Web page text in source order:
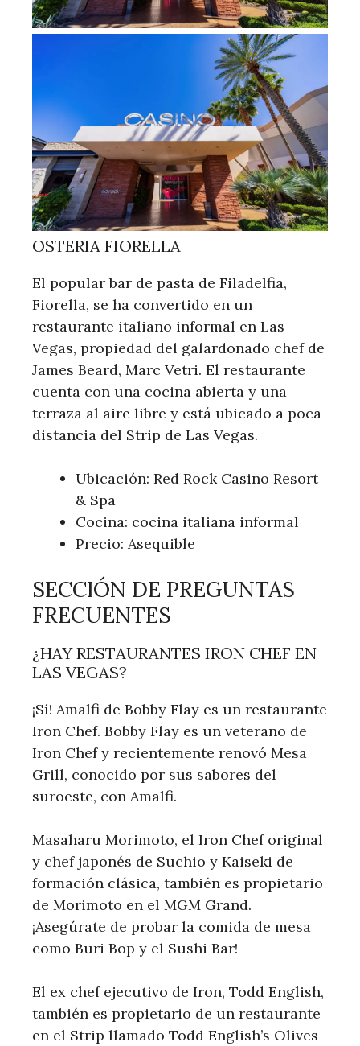
OSTERIA FIORELLA
El popular bar de pasta de Filadelfia,
Fiorella, se ha convertido en un
restaurante italiano informal en Las
Vegas, propiedad del galardonado chef de
James Beard, Marc Vetri. El restaurante
cuenta con una cocina abierta y una
terraza al aire libre y está ubicado a poca
distancia del Strip de Las Vegas.
Ubicación: Red Rock Casino Resort
& Spa
Cocina: cocina italiana informal
Precio: Asequible
SECCIÓN DE PREGUNTAS
FRECUENTES
¿HAY RESTAURANTES IRON CHEF EN
LAS VEGAS?
¡Sí! Amalfi de Bobby Flay es un restaurante
Iron Chef. Bobby Flay es un veterano de
Iron Chef y recientemente renovó Mesa
Grill, conocido por sus sabores del
suroeste, con Amalfi.
Masaharu Morimoto, el Iron Chef original
y chef japonés de Suchio y Kaiseki de
formación clásica, también es propietario
de Morimoto en el MGM Grand.
¡Asegúrate de probar la comida de mesa
como Buri Bop y el Sushi Bar!
El ex chef ejecutivo de Iron, Todd English,
también es propietario de un restaurante
en el Strip llamado Todd English’s Olives